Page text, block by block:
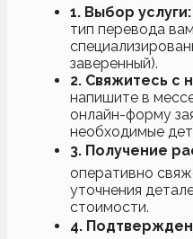
1. Выбор услуги:
тип перевода
заверенный).
2. Свяжитесь с
напишите в
онлайн-форму
необходимые
3. Получение
оперативно
уточнения
стоимости.
4.